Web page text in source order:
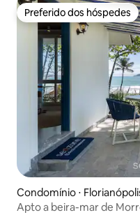
Preferido dos hóspedes
Preferido dos hóspedes
Condomínio ⋅
Apto a beira-mar de